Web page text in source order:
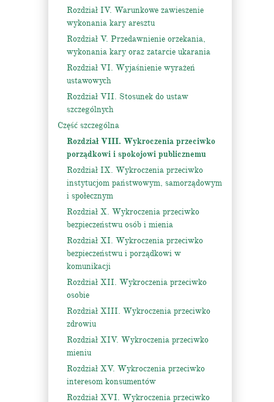
Rozdział IV. Warunkowe zawieszenie
wykonania kary aresztu
Rozdział V. Przedawnienie orzekania,
wykonania kary oraz zatarcie ukarania
Rozdział VI. Wyjaśnienie wyrażeń
ustawowych
Rozdział VII. Stosunek do ustaw
szczególnych
Część szczególna
Rozdział VIII. Wykroczenia przeciwko
porządkowi i spokojowi publicznemu
Rozdział IX. Wykroczenia przeciwko
instytucjom państwowym, samorządowym
i społecznym
Rozdział X. Wykroczenia przeciwko
bezpieczeństwu osób i mienia
Rozdział XI. Wykroczenia przeciwko
bezpieczeństwu i porządkowi w
komunikacji
Rozdział XII. Wykroczenia przeciwko
osobie
Rozdział XIII. Wykroczenia przeciwko
zdrowiu
Rozdział XIV. Wykroczenia przeciwko
mieniu
Rozdział XV. Wykroczenia przeciwko
interesom konsumentów
Rozdział XVI. Wykroczenia przeciwko